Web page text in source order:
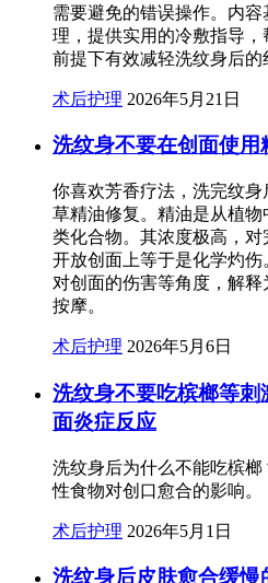
需要避免的错误操作。内
理，提供实用的冷敷指导
前提下有效减轻洗纹身后的
术后护理 2026年5月21日
洗纹身不要在创面使用
你喜欢芳香疗法，洗完纹
草精油修复。精油是从植
类化合物。其浓度极高，
开放创面上等于是化学灼伤
对创面的伤害等角度，解
按摩。
术后护理 2026年5月6日
洗纹身不要吃槟榔等刺
面炎症反应
洗纹身后为什么不能吃槟
性食物对创口愈合的影响。
术后护理 2026年5月1日
洗纹身后皮肤愈合缓慢